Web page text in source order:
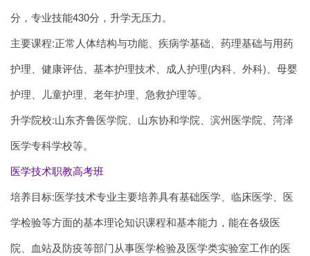
分，专业技能430分，升学无压力。
主要课程:正常人体结构与功能、疾病学基础、药理基础与用药
护理、健康评估、基本护理技术、成人护理(内科、外科)、母婴
护理、儿童护理、老年护理、急救护理等。
升学院校:山东齐鲁医学院、山东协和学院、滨州医学院、菏泽
医学专科学校等。
医学技术职教高考班
培养目标:医学技术专业主要培养具有基础医学、临床医学、医
学检验等方面的基本理论知识课程和基本能力，能在各级医
院、血站及防疫等部门从事医学检验及医学类实验室工作的医